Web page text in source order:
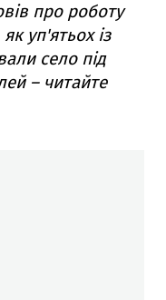
про роботу
уп'ятьох із
село під
– читайте